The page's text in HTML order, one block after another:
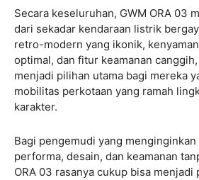
Secara keseluruhan, GWM ORA 03
dari sekadar kendaraan listrik
retro-modern yang ikonik,
optimal, dan fitur keamanan
menjadi pilihan utama bagi mereka
mobilitas perkotaan yang ramah
karakter.
Bagi pengemudi yang menginginkan
performa, desain, dan keamanan
ORA 03 rasanya cukup bisa menjadi